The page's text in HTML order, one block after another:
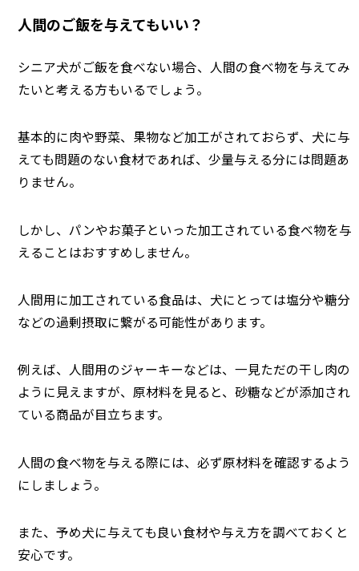
人間のご飯を与えてもいい？
シニア犬がご飯を食べない場合、人間の食べ物を与えてみ
たいと考える方もいるでしょう。
基本的に肉や野菜、果物など加工がされておらず、犬に与
えても問題のない食材であれば、少量与える分には問題あ
りません。
しかし、パンやお菓子といった加工されている食べ物を与
えることはおすすめしません。
人間用に加工されている食品は、犬にとっては塩分や糖分
などの過剰摂取に繋がる可能性があります。
例えば、人間用のジャーキーなどは、一見ただの干し肉の
ように見えますが、原材料を見ると、砂糖などが添加され
ている商品が目立ちます。
人間の食べ物を与える際には、必ず原材料を確認するよう
にしましょう。
また、予め犬に与えても良い食材や与え方を調べておくと
安心です。